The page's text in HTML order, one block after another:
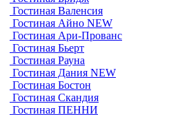
Гостиная Валенсия
Гостиная Айно NEW
Гостиная Ари-Прованс
Гостиная Бьерт
Гостиная Рауна
Гостиная Дания NEW
Гостиная Бостон
Гостиная Скандия
Гостиная ПЕННИ